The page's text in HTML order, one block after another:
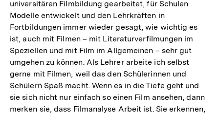
universitären Filmbildung gearbeitet, für Schulen
Modelle entwickelt und den Lehrkräften in
Fortbildungen immer wieder gesagt, wie wichtig es
ist, auch mit Filmen – mit Literaturverfilmungen im
Speziellen und mit Film im Allgemeinen – sehr gut
umgehen zu können. Als Lehrer arbeite ich selbst
gerne mit Filmen, weil das den Schülerinnen und
Schülern Spaß macht. Wenn es in die Tiefe geht und
sie sich nicht nur einfach so einen Film ansehen, dann
merken sie, dass Filmanalyse Arbeit ist. Sie erkennen,